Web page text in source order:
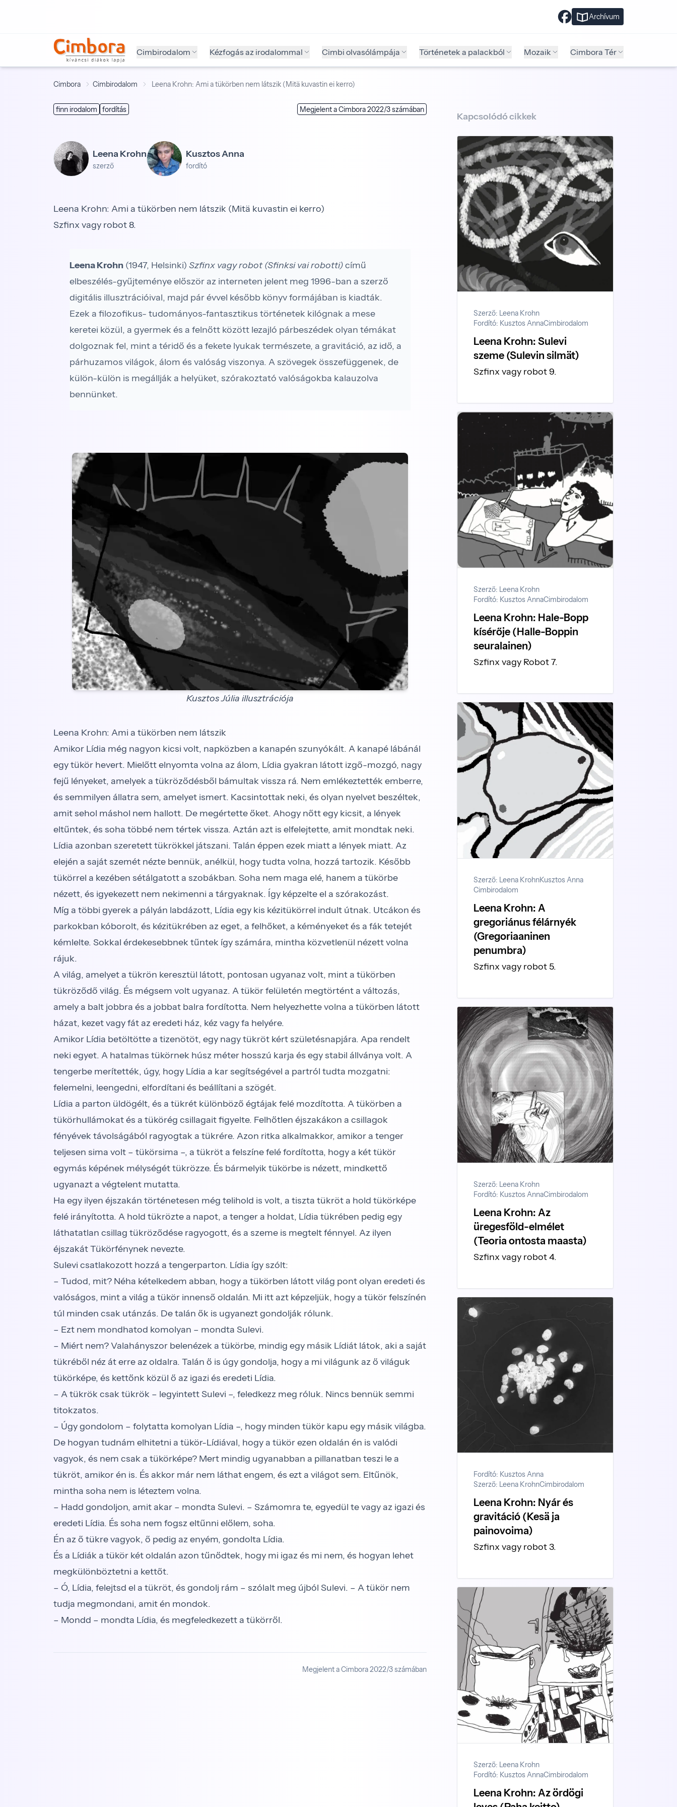
Archívum
Cimbirodalom Kézfogás az irodalommal Cimbi olvasólámpája Történetek a palackból Mozaik Cimbora Tér
Cimbora Cimbirodalom Leena Krohn: Ami a tükörben nem látszik (Mitä kuvastin ei kerro)
finn irodalom fordítás Megjelent a Cimbora 2022/3 számában
Leena Krohn
szerző
Kusztos Anna
fordító
Leena Krohn: Ami a tükörben nem látszik (Mitä kuvastin ei kerro)
Szfinx vagy robot 8.
Leena Krohn (1947, Helsinki) Szfinx vagy robot (Sfinksi vai robotti)című
elbeszélés-gyűjteménye először az interneten jelent meg 1996-ban a szerző
digitális illusztrációival, majd pár évvel később könyv formájában is kiadták.
Ezek a filozofikus- tudományos-fantasztikus történetek kilógnak a mese
keretei közül, a gyermek és a felnőtt között lezajló párbeszédek olyan témákat
dolgoznak fel, mint a téridő és a fekete lyukak természete, a gravitáció, az idő, a
párhuzamos világok, álom és valóság viszonya. A szövegek összefüggenek, de
külön-külön is megállják a helyüket, szórakoztató valóságokba kalauzolva
bennünket.
Kusztos Júlia illusztrációja
Leena Krohn: Ami a tükörben nem látszik
Amikor Lídia még nagyon kicsi volt, napközben a kanapén szunyókált. A kanapé lábánál
egy tükör hevert. Mielőtt elnyomta volna az álom, Lídia gyakran látott izgő-mozgó, nagy
fejű lényeket, amelyek a tükröződésből bámultak vissza rá. Nem emlékeztették emberre,
és semmilyen állatra sem, amelyet ismert. Kacsintottak neki, és olyan nyelvet beszéltek,
amit sehol máshol nem hallott. De megértette őket. Ahogy nőtt egy kicsit, a lények
eltűntek, és soha többé nem tértek vissza. Aztán azt is elfelejtette, amit mondtak neki.
Lídia azonban szeretett tükrökkel játszani. Talán éppen ezek miatt a lények miatt. Az
elején a saját szemét nézte bennük, anélkül, hogy tudta volna, hozzá tartozik. Később
tükörrel a kezében sétálgatott a szobákban. Soha nem maga elé, hanem a tükörbe
nézett, és igyekezett nem nekimenni a tárgyaknak. Így képzelte el a szórakozást.
Míg a többi gyerek a pályán labdázott, Lídia egy kis kézitükörrel indult útnak. Utcákon és
parkokban kóborolt, és kézitükrében az eget, a felhőket, a kéményeket és a fák tetejét
kémlelte. Sokkal érdekesebbnek tűntek így számára, mintha közvetlenül nézett volna
rájuk.
A világ, amelyet a tükrön keresztül látott, pontosan ugyanaz volt, mint a tükörben
tükröződő világ. És mégsem volt ugyanaz. A tükör felületén megtörtént a változás,
amely a balt jobbra és a jobbat balra fordította. Nem helyezhette volna a tükörben látott
házat, kezet vagy fát az eredeti ház, kéz vagy fa helyére.
Amikor Lídia betöltötte a tizenötöt, egy nagy tükröt kért születésnapjára. Apa rendelt
neki egyet. A hatalmas tükörnek húsz méter hosszú karja és egy stabil állványa volt. A
tengerbe merítették, úgy, hogy Lídia a kar segítségével a partról tudta mozgatni:
felemelni, leengedni, elfordítani és beállítani a szögét.
Lídia a parton üldögélt, és a tükrét különböző égtájak felé mozdította. A tükörben a
tükörhullámokat és a tükörég csillagait figyelte. Felhőtlen éjszakákon a csillagok
fényévek távolságából ragyogtak a tükrére. Azon ritka alkalmakkor, amikor a tenger
teljesen sima volt – tükörsima –, a tükröt a felszíne felé fordította, hogy a két tükör
egymás képének mélységét tükrözze. És bármelyik tükörbe is nézett, mindkettő
ugyanazt a végtelent mutatta.
Ha egy ilyen éjszakán történetesen még telihold is volt, a tiszta tükröt a hold tükörképe
felé irányította. A hold tükrözte a napot, a tenger a holdat, Lídia tükrében pedig egy
láthatatlan csillag tükröződése ragyogott, és a szeme is megtelt fénnyel. Az ilyen
éjszakát Tükörfénynek nevezte.
Sulevi csatlakozott hozzá a tengerparton. Lídia így szólt:
– Tudod, mit? Néha kételkedem abban, hogy a tükörben látott világ pont olyan eredeti és
valóságos, mint a világ a tükör innenső oldalán. Mi itt azt képzeljük, hogy a tükör felszínén
túl minden csak utánzás. De talán ők is ugyanezt gondolják rólunk.
– Ezt nem mondhatod komolyan – mondta Sulevi.
– Miért nem? Valahányszor belenézek a tükörbe, mindig egy másik Lídiát látok, aki a saját
tükréből néz át erre az oldalra. Talán ő is úgy gondolja, hogy a mi világunk az ő világuk
tükörképe, és kettőnk közül ő az igazi és eredeti Lídia.
– A tükrök csak tükrök – legyintett Sulevi –, feledkezz meg róluk. Nincs bennük semmi
titokzatos.
– Úgy gondolom – folytatta komolyan Lídia –, hogy minden tükör kapu egy másik világba.
De hogyan tudnám elhitetni a tükör-Lídiával, hogy a tükör ezen oldalán én is valódi
vagyok, és nem csak a tükörképe? Mert mindig ugyanabban a pillanatban teszi le a
tükröt, amikor én is. És akkor már nem láthat engem, és ezt a világot sem. Eltűnök,
mintha soha nem is léteztem volna.
– Hadd gondoljon, amit akar – mondta Sulevi. – Számomra te, egyedül te vagy az igazi és
eredeti Lídia. És soha nem fogsz eltűnni előlem, soha.
Én az ő tükre vagyok, ő pedig az enyém, gondolta Lídia.
És a Lídiák a tükör két oldalán azon tűnődtek, hogy mi igaz és mi nem, és hogyan lehet
megkülönböztetni a kettőt.
– Ó, Lídia, felejtsd el a tükröt, és gondolj rám – szólalt meg újból Sulevi. – A tükör nem
tudja megmondani, amit én mondok.
– Mondd – mondta Lídia, és megfeledkezett a tükörről.
Megjelent a Cimbora 2022/3 számában
Kapcsolódó cikkek
Szerző: Leena Krohn
Fordító: Kusztos AnnaCimbirodalom
Leena Krohn: Sulevi
szeme (Sulevin silmät)
Szfinx vagy robot 9.
Szerző: Leena Krohn
Fordító: Kusztos AnnaCimbirodalom
Leena Krohn: Hale-Bopp
kísérője (Halle-Boppin
seuralainen)
Szfinx vagy Robot 7.
Szerző: Leena KrohnKusztos Anna
Cimbirodalom
Leena Krohn: A
gregoriánus félárnyék
(Gregoriaaninen
penumbra)
Szfinx vagy robot 5.
Szerző: Leena Krohn
Fordító: Kusztos AnnaCimbirodalom
Leena Krohn: Az
üregesföld-elmélet
(Teoria ontosta maasta)
Szfinx vagy robot 4.
Fordító: Kusztos Anna
Szerző: Leena KrohnCimbirodalom
Leena Krohn: Nyár és
gravitáció (Kesä ja
painovoima)
Szfinx vagy robot 3.
Szerző: Leena Krohn
Fordító: Kusztos AnnaCimbirodalom
Leena Krohn: Az ördögi